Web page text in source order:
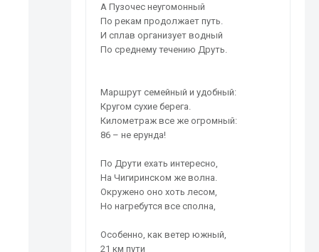
А Пузочес неугомонный
По рекам продолжает путь.
И сплав организует водный
По среднему течению Друть.
Маршрут семейный и удобный:
Кругом сухие берега.
Километраж все же огромный:
86 – не ерунда!
По Друти ехать интересно,
На Чигиринском же волна.
Окружено оно хоть лесом,
Но нагребутся все сполна,
Особенно, как ветер южный,
21 км пути